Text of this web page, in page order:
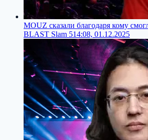
MOUZ сказали благодаря кому
BLAST Slam 514:08, 01.12.2025